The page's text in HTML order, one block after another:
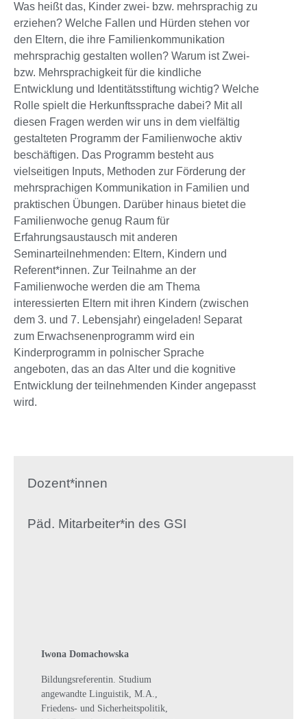
Was heißt das, Kinder zwei- bzw. mehrsprachig zu
erziehen? Welche Fallen und Hürden stehen vor
den Eltern, die ihre Familienkommunikation
mehrsprachig gestalten wollen? Warum ist Zwei-
bzw. Mehrsprachigkeit für die kindliche
Entwicklung und Identitätsstiftung wichtig? Welche
Rolle spielt die Herkunftssprache dabei? Mit all
diesen Fragen werden wir uns in dem vielfältig
gestalteten Programm der Familienwoche aktiv
beschäftigen. Das Programm besteht aus
vielseitigen Inputs, Methoden zur Förderung der
mehrsprachigen Kommunikation in Familien und
praktischen Übungen. Darüber hinaus bietet die
Familienwoche genug Raum für
Erfahrungsaustausch mit anderen
Seminarteilnehmenden: Eltern, Kindern und
Referent*innen. Zur Teilnahme an der
Familienwoche werden die am Thema
interessierten Eltern mit ihren Kindern (zwischen
dem 3. und 7. Lebensjahr) eingeladen! Separat
zum Erwachsenenprogramm wird ein
Kinderprogramm in polnischer Sprache
angeboten, das an das Alter und die kognitive
Entwicklung der teilnehmenden Kinder angepasst
wird.
Dozent*innen
Päd. Mitarbeiter*in des GSI
Iwona Domachowska
Bildungsreferentin. Studium
angewandte Linguistik, M.A.,
Friedens- und Sicherheitspolitik,